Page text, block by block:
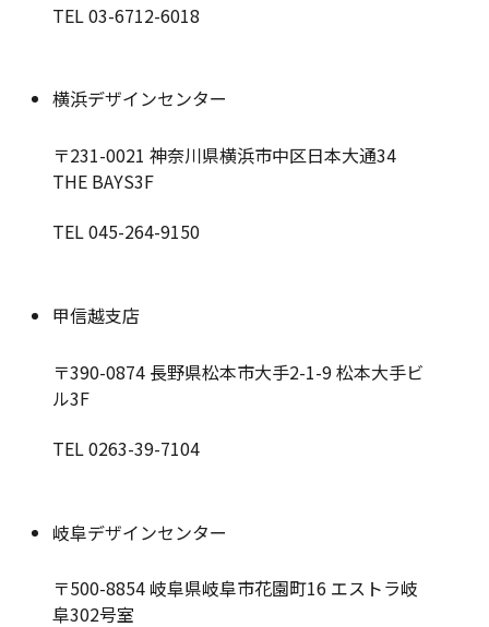
TEL 03-6712-6018
横浜デザインセンター
〒231-0021 神奈川県横浜市中区日本大通34
THE BAYS3F
TEL 045-264-9150
甲信越支店
〒390-0874 長野県松本市大手2-1-9 松本大手ビ
ル3F
TEL 0263-39-7104
岐阜デザインセンター
〒500-8854岐阜県岐阜市花園町16 エストラ岐
阜302号室